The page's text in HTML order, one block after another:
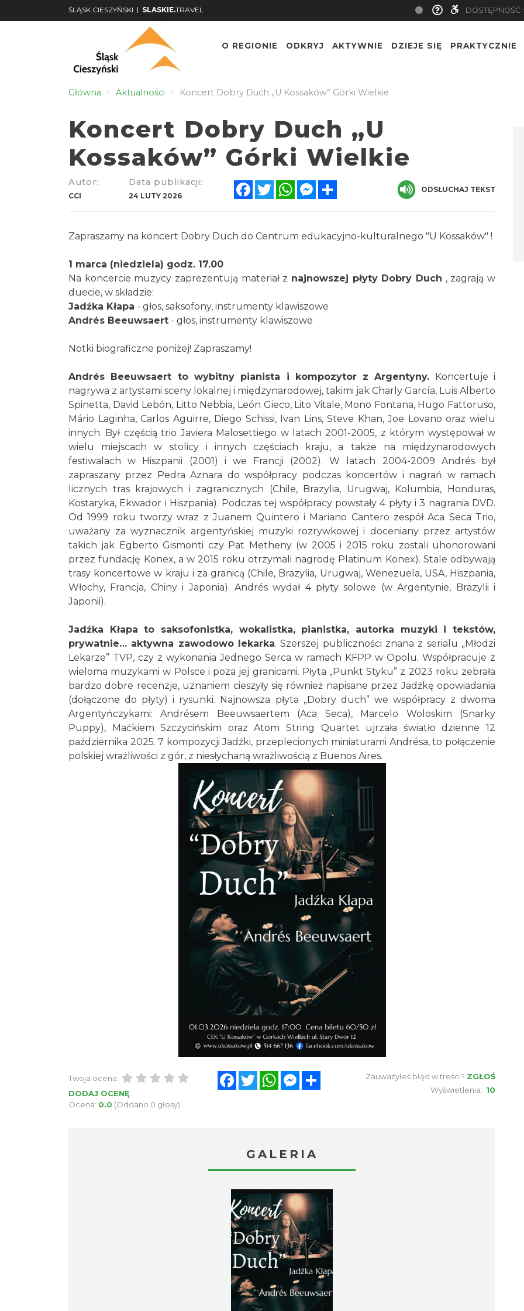
ŚLĄSK CIESZYŃSKI | SLASKIE.TRAVEL DOSTĘPNOŚĆ
O REGIONIE ODKRYJ AKTYWNIE DZIEJE SIĘ PRAKTYCZNIE
Główna Aktualności Koncert Dobry Duch „U Kossaków” Górki Wielkie
Koncert Dobry Duch „U
Kossaków” Górki Wielkie
Autor:
CCI
Data publikacji:
24 LUTY 2026
FacebookTwitterWhatsAppMessenger ODSŁUCHAJ TEKST
Zapraszamy na koncert Dobry Duch do Centrum edukacyjno-kulturalnego "U Kossaków" !
1 marca (niedziela) godz. 17.00
Na koncercie muzycy zaprezentują materiał z najnowszej płyty Dobry Duch , zagrają w
duecie, w składzie:
Jadźka Kłapa - głos, saksofony, instrumenty klawiszowe
Andrés Beeuwsaert - głos, instrumenty klawiszowe
Notki biograficzne poniżej! Zapraszamy!
Andrés Beeuwsaert to wybitny pianista i kompozytor z Argentyny. Koncertuje i
nagrywa z artystami sceny lokalnej i międzynarodowej, takimi jak Charly García, Luis Alberto
Spinetta, David Lebón, Litto Nebbia, León Gieco, Lito Vitale, Mono Fontana, Hugo Fattoruso,
Mário Laginha, Carlos Aguirre, Diego Schissi, Ivan Lins, Steve Khan, Joe Lovano oraz wielu
innych. Był częścią trio Javiera Malosettiego w latach 2001-2005, z którym występował w
wielu miejscach w stolicy i innych częściach kraju, a także na międzynarodowych
festiwalach w Hiszpanii (2001) i we Francji (2002). W latach 2004-2009 Andrés był
zapraszany przez Pedra Aznara do współpracy podczas koncertów i nagrań w ramach
licznych tras krajowych i zagranicznych (Chile, Brazylia, Urugwaj, Kolumbia, Honduras,
Kostaryka, Ekwador i Hiszpania). Podczas tej współpracy powstały 4 płyty i 3 nagrania DVD.
Od 1999 roku tworzy wraz z Juanem Quintero i Mariano Cantero zespół Aca Seca Trio,
uważany za wyznacznik argentyńskiej muzyki rozrywkowej i doceniany przez artystów
takich jak Egberto Gismonti czy Pat Metheny (w 2005 i 2015 roku zostali uhonorowani
przez fundację Konex, a w 2015 roku otrzymali nagrodę Platinum Konex). Stale odbywają
trasy koncertowe w kraju i za granicą (Chile, Brazylia, Urugwaj, Wenezuela, USA, Hiszpania,
Włochy, Francja, Chiny i Japonia). Andrés wydał 4 płyty solowe (w Argentynie, Brazylii i
Japonii).
Jadźka Kłapa to saksofonistka, wokalistka, pianistka, autorka muzyki i tekstów,
prywatnie… aktywna zawodowo lekarka. Szerszej publiczności znana z serialu „Młodzi
Lekarze” TVP, czy z wykonania Jednego Serca w ramach KFPP w Opolu. Współpracuje z
wieloma muzykami w Polsce i poza jej granicami. Płyta „Punkt Styku” z 2023 roku zebrała
bardzo dobre recenzje, uznaniem cieszyły się również napisane przez Jadźkę opowiadania
(dołączone do płyty) i rysunki. Najnowsza płyta „Dobry duch” we współpracy z dwoma
Argentyńczykami: Andrésem Beeuwsaertem (Aca Seca), Marcelo Woloskim (Snarky
Puppy), Maćkiem Szczycińskim oraz Atom String Quartet ujrzała światło dzienne 12
października 2025. 7 kompozycji Jadźki, przeplecionych miniaturami Andrésa, to połączenie
polskiej wrażliwości z gór, z niesłychaną wrażliwością z Buenos Aires.
Twoja ocena:
DODAJ OCENĘ
Ocena: 0.0 (Oddano 0 głosy)
FacebookTwitterWhatsAppMessenger Zauważyłeś błąd w treści? ZGŁOŚ
Wyświetlenia: 10
GALERIA